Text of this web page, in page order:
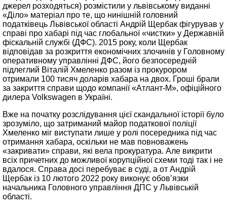
джерел розходяться) розмістили у львівському виданні
«Діло» матеріал про те, що нинішній головний
податківець Львівської області Андрій Щербак фігурував у
справі про хабарі під час глобальної «чистки» у Державній
фіскальній службі (ДФС). 2015 року, коли Щербак
відповідав за розкриття економічних злочинів у Головному
оперативному управлінні ДФС, його безпосередній
підлеглий Віталій Хмеленко разом із прокурором
отримали 100 тисяч доларів хабара на двох. Гроші брали
за закриття справи щодо компанії «Атлант-М», офіційного
дилера Volkswagen в Україні.
Вже на початку розслідування цієї скандальної історії було
зрозуміло, що затриманий майор податкової поліції
Хмеленко міг виступати лише у ролі посередника під час
отримання хабара, оскільки не мав повноважень
«закривати» справи, які вела прокуратура. Але викрити
всіх причетних до можливої ​​корупційної схеми тоді так і не
вдалося. Справа досі перебуває в суді, а от Андрій
Щербак із 10 лютого 2022 року виконує обов’язки
начальника Головного управління ДПС у Львівській
області.